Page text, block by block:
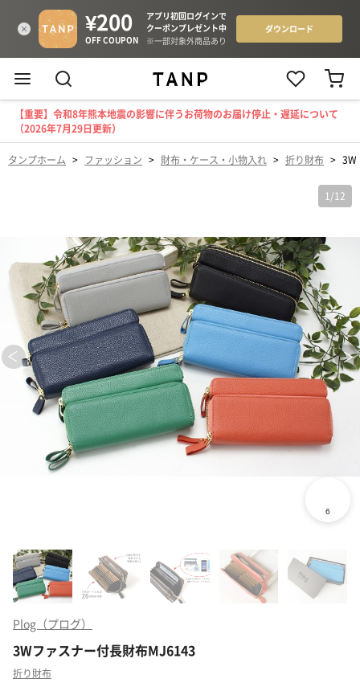
【重要】令和8年熊本地震の影響に伴うお荷物のお届け停止・遅延について
（2026年7月29日更新）
タンプホーム > ファッション > 財布・ケース・小物入れ > 折り財布 > 3W
1 /12
Plog（プログ）
3Wファスナー付長財布MJ6143
折り財布